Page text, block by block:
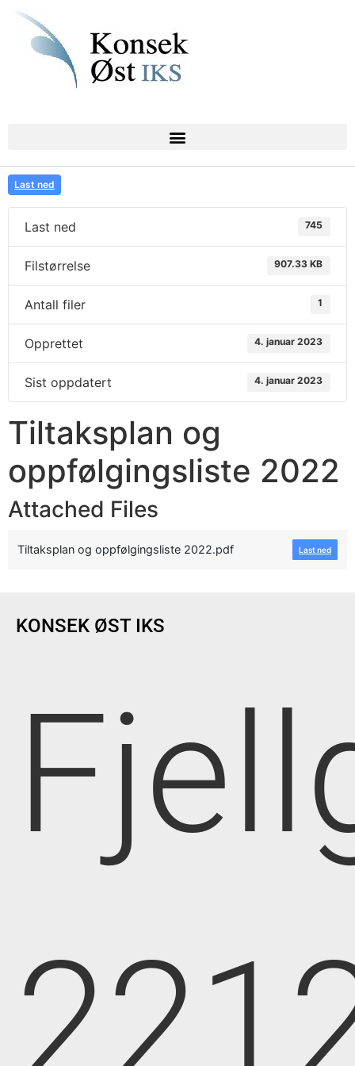
Last ned
Last ned 745
Filstørrelse 907.33 KB
Antall filer 1
Opprettet 4. januar 2023
Sist oppdatert 4. januar 2023
Tiltaksplan og
oppfølgingsliste 2022
Attached Files
Tiltaksplan og oppfølgingsliste 2022.pdf Last ned
KONSEK ØST IKS